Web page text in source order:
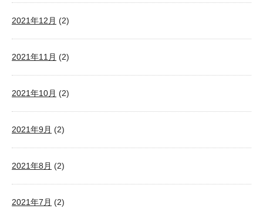
2021年12月 (2)
2021年11月 (2)
2021年10月 (2)
2021年9月 (2)
2021年8月 (2)
2021年7月 (2)